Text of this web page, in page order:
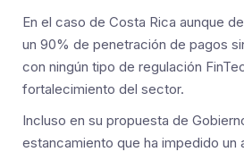
En el caso de Costa Rica aunque
un 90% de penetración de pagos
con ningún tipo de regulación
fortalecimiento del sector.
Incluso en su propuesta de
estancamiento que ha impedido un